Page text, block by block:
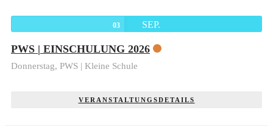
03 SEP.
PWS | EINSCHULUNG 2026
Donnerstag, PWS | Kleine Schule
VERANSTALTUNGSDETAILS